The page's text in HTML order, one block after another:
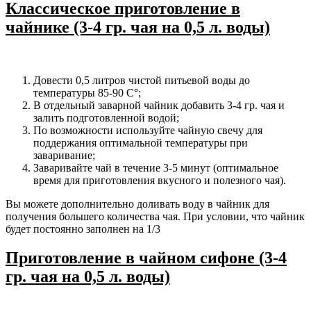
Классическое приготовление в
чайнике (3-4 гр. чая на 0,5 л. воды)
Довести 0,5 литров чистой питьевой воды до
температуры 85-90 С°;
В отдельный заварной чайник добавить 3-4 гр. чая и
залить подготовленной водой;
По возможности используйте чайную свечу для
поддержания оптимальной температуры при
заваривание;
Заваривайте чай в течение 3-5 минут (оптимальное
время для приготовления вкусного и полезного чая).
Вы можете дополнительно доливать воду в чайник для
получения большего количества чая. При условии, что чайник
будет постоянно заполнен на 1/3
Приготовление в чайном сифоне (3-4
гр. чая на 0,5 л. воды)